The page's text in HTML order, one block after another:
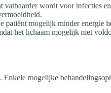
wordt voor infecties
mogelijk minder energie
het lichaam mogelijk niet
mogelijke